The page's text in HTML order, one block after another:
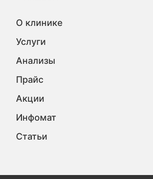
О клинике
Услуги
Анализы
Прайс
Акции
Инфомат
Статьи